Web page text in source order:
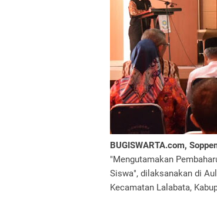
BUGISWARTA.com,
"Mengutamakan
Siswa", dilaksanakan di
Kecamatan Lalabata,